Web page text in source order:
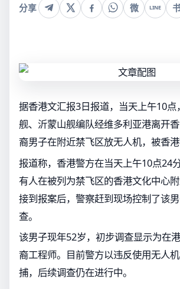
分享 微 LINE
据香港文汇报3日报道，当天上午10
舰、沂蒙山舰编队经维多利亚港离开
裔男子在附近禁飞区放无人机，被香港
报道称，香港警方在当天上午10点24
有人在被列为禁飞区的香港文化中心附
接到报案后，警察赶到现场控制了该
查。
该男子现年52岁，初步调查显示为在
裔工程师。目前警方以违反使用无人
捕，后续调查仍在进行中。